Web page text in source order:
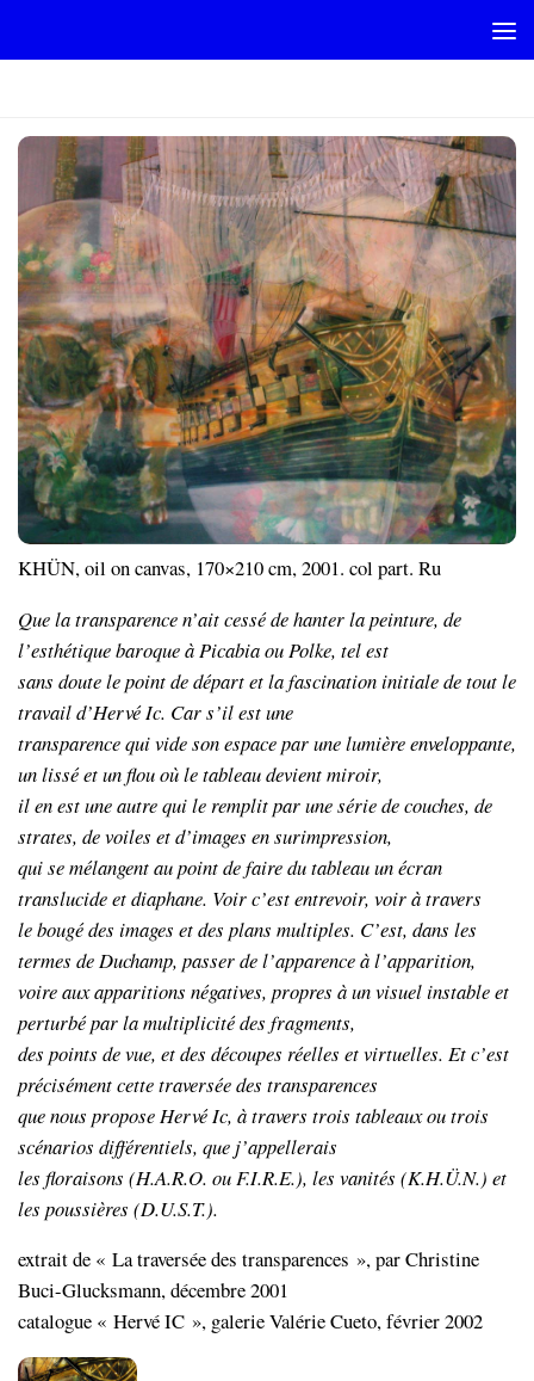
KHÜN, oil on canvas, 170×210 cm, 2001. col part. Ru
Que la transparence n’ait cessé de hanter la peinture, de
l’esthétique baroque à Picabia ou Polke, tel est
sans doute le point de départ et la fascination initiale de tout le
travail d’Hervé Ic. Car s’il est une
transparence qui vide son espace par une lumière enveloppante,
un lissé et un flou où le tableau devient miroir,
il en est une autre qui le remplit par une série de couches, de
strates, de voiles et d’images en surimpression,
qui se mélangent au point de faire du tableau un écran
translucide et diaphane. Voir c’est entrevoir, voir à travers
le bougé des images et des plans multiples. C’est, dans les
termes de Duchamp, passer de l’apparence à l’apparition,
voire aux apparitions négatives, propres à un visuel instable et
perturbé par la multiplicité des fragments,
des points de vue, et des découpes réelles et virtuelles. Et c’est
précisément cette traversée des transparences
que nous propose Hervé Ic, à travers trois tableaux ou trois
scénarios différentiels, que j’appellerais
les floraisons (H.A.R.O. ou F.I.R.E.), les vanités (K.H.Ü.N.) et
les poussières (D.U.S.T.).
extrait de « La traversée des transparences », par Christine
Buci-Glucksmann, décembre 2001
catalogue « Hervé IC », galerie Valérie Cueto, février 2002